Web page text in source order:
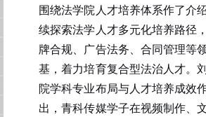
围绕法学院人才培养体系作了介
续探索法学人才多元化培养路径
牌合规、广告法务、合同管理等
基，着力培育复合型法治人才。
院学科专业布局与人才培养成效
出，青科传媒学子在视频制作、